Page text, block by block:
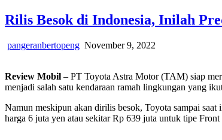
Rilis Besok di Indonesia, Inilah
pangeranbertopeng November 9, 2022
Review Mobil – PT Toyota Astra Motor (TAM) siap
menjadi salah satu kendaraan ramah lingkungan yang
Namun meskipun akan dirilis besok, Toyota sampai
harga 6 juta yen atau sekitar Rp 639 juta untuk tipe